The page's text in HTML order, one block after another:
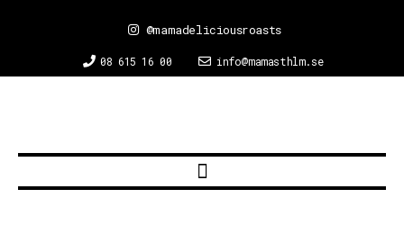
08 615 16 00 info@mamasthlm.se
@mamadeliciousroasts